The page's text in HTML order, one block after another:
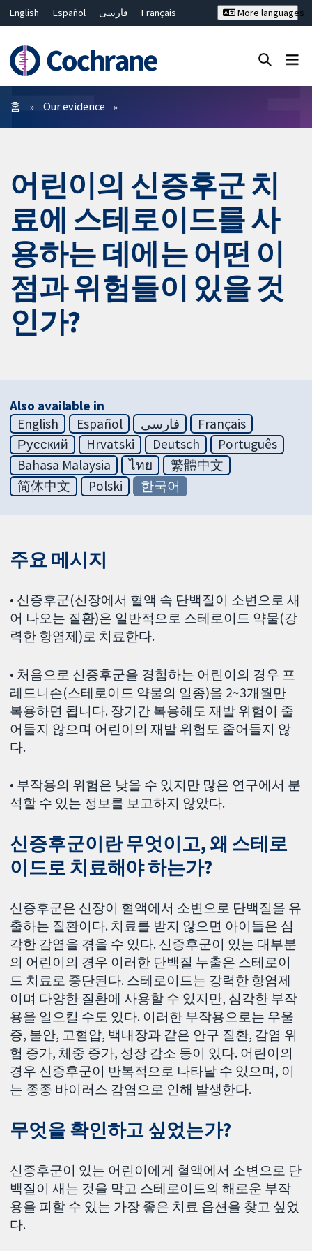
English Español فارسی
Français
Bahasa Malaysia
ไทย
繁體中文
简体中文
More languages
필터
홈 Our evidence
어린이의 신증후군 치
료에 스테로이드를 사
용하는 데에는 어떤 이
점과 위험들이 있을 것
인가?
Also available in
English
Español فارسی
Français
Русский
Hrvatski Deutsch
Português
Bahasa Malaysia
ไทย
繁體中文
简体中文
Polski 한국어
주요 메시지
• 신증후군(신장에서 혈액 속 단백질이 소변으로 새
어 나오는 질환)은 일반적으로 스테로이드 약물(강
력한 항염제)로 치료한다.
• 처음으로 신증후군을 경험하는 어린이의 경우 프
레드니손(스테로이드 약물의 일종)을 2~3개월만
복용하면 됩니다. 장기간 복용해도 재발 위험이 줄
어들지 않으며 어린이의 재발 위험도 줄어들지 않
다.
• 부작용의 위험은 낮을 수 있지만 많은 연구에서 분
석할 수 있는 정보를 보고하지 않았다.
신증후군이란 무엇이고, 왜 스테로
이드로 치료해야 하는가?
신증후군은 신장이 혈액에서 소변으로 단백질을 유
출하는 질환이다. 치료를 받지 않으면 아이들은 심
각한 감염을 겪을 수 있다. 신증후군이 있는 대부분
의 어린이의 경우 이러한 단백질 누출은 스테로이
드 치료로 중단된다. 스테로이드는 강력한 항염제
이며 다양한 질환에 사용할 수 있지만, 심각한 부작
용을 일으킬 수도 있다. 이러한 부작용으로는 우울
증, 불안, 고혈압, 백내장과 같은 안구 질환, 감염 위
험 증가, 체중 증가, 성장 감소 등이 있다. 어린이의
경우 신증후군이 반복적으로 나타날 수 있으며, 이
는 종종 바이러스 감염으로 인해 발생한다.
무엇을 확인하고 싶었는가?
신증후군이 있는 어린이에게 혈액에서 소변으로 단
백질이 새는 것을 막고 스테로이드의 해로운 부작
용을 피할 수 있는 가장 좋은 치료 옵션을 찾고 싶었
다.